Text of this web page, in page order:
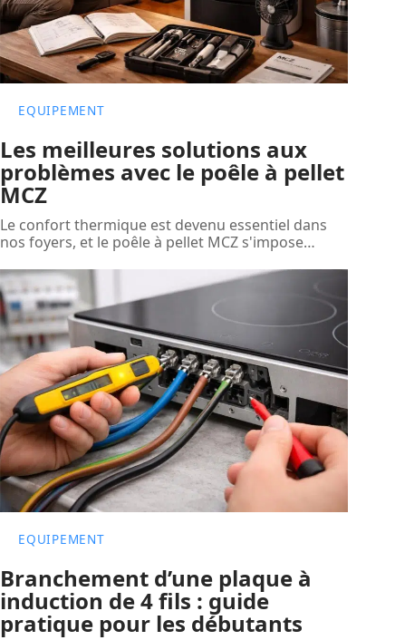
EQUIPEMENT
Les meilleures solutions aux
problèmes avec le poêle à pellet
MCZ
Le confort thermique est devenu essentiel dans
nos foyers, et le poêle à pellet MCZ s'impose…
EQUIPEMENT
Branchement d’une plaque à
induction de 4 fils : guide
pratique pour les débutants